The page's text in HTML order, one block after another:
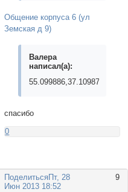
Общение корпуса 6 (ул
Земская д 9)
Валера
написал(а):
55.099886,37.109879
спасибо
0
Поделиться 9
Пт, 28
Июн 2013 18:52